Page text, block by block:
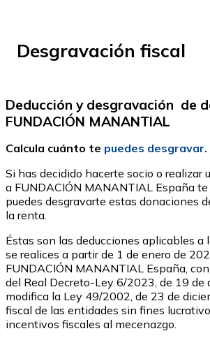
Desgravación fiscal
Deducción y desgravación de
FUNDACIÓN MANANTIAL
Calcula cuánto te puedes desgravar.
Si has decidido hacerte socio o realizar
a FUNDACIÓN MANANTIAL España
puedes desgravarte estas donaciones
la renta.
Éstas son las deducciones aplicables a
se realices a partir de 1 de enero de
FUNDACIÓN MANANTIAL España,
del Real Decreto-Ley 6/2023, de 19 de
modifica la Ley 49/2002, de 23 de
fiscal de las entidades sin fines
incentivos fiscales al mecenazgo.